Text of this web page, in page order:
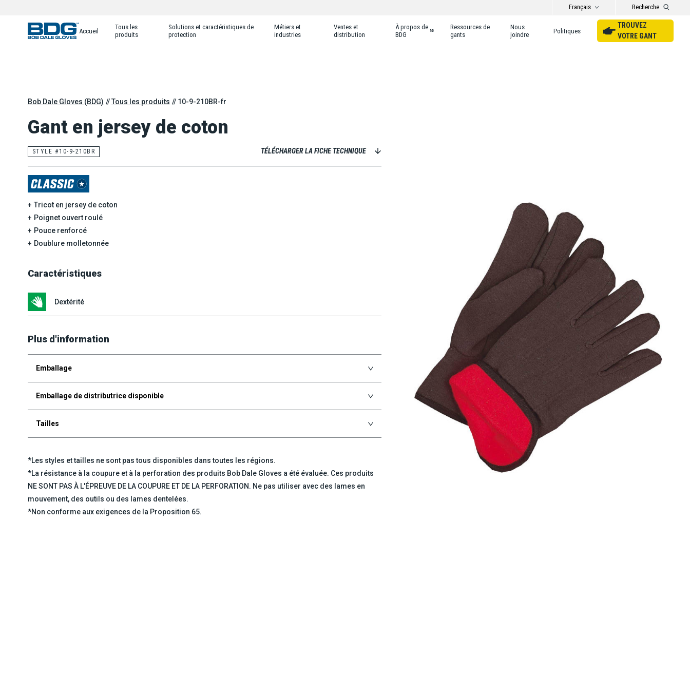
Français Recherche
Accueil
TROUVEZ
VOTRE GANT
Tous les
produits
Solutions et caractéristiques de
protection
Métiers et
industries
Ventes et
distribution
À propos de
BDG
MD
Ressources de
gants
Nous
joindre
Politiques
Bob Dale Gloves (BDG) Tous les produits 10-9-210BR-fr
Gant en jersey de coton
STYLE #10-9-210BR TÉLÉCHARGER LA FICHE TECHNIQUE
Tricot en jersey de coton
Poignet ouvert roulé
Pouce renforcé
Doublure molletonnée
Caractéristiques
Dextérité
Plus d'information
Emballage
Emballage de distributrice disponible
Tailles
*Les styles et tailles ne sont pas tous disponibles dans toutes les régions.
*La résistance à la coupure et à la perforation des produits Bob Dale Gloves a été évaluée. Ces produits
NE SONT PAS À L'ÉPREUVE DE LA COUPURE ET DE LA PERFORATION. Ne pas utiliser avec des lames en
mouvement, des outils ou des lames dentelées.
*Non conforme aux exigences de la Proposition 65.